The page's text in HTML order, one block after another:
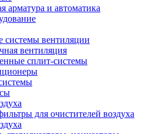
арматура и автоматика
вентиляции
вентиляция
сплит-системы
для очистителей воздуха